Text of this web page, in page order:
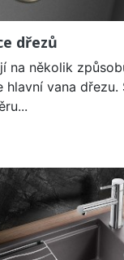
dřezů
na několik
hlavní vana dřezu.